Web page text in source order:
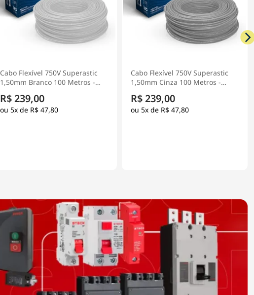
Cabo Flexível 750V Superastic
1,50mm Cinza 100 Metros -
R$ 239,00
5x de R$ 47,80
Cabo Flexível 750V Superastic
1,50mm Preto 100 Metros -
R$ 239,00
5x de R$ 47,80